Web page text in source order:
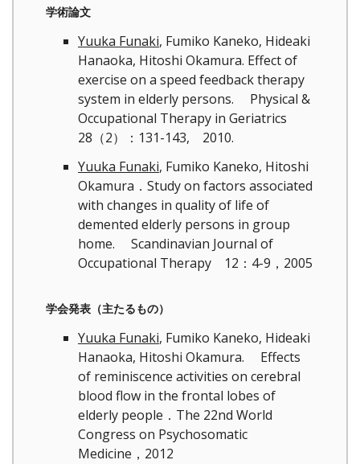
学術論文
Yuuka Funaki, Fumiko Kaneko, Hideaki
Hanaoka, Hitoshi Okamura. Effect of
exercise on a speed feedback therapy
system in elderly persons. Physical &
Occupational Therapy in Geriatrics
28（2）：131-143, 2010.
Yuuka Funaki, Fumiko Kaneko, Hitoshi
Okamura．Study on factors associated
with changes in quality of life of
demented elderly persons in group
home. Scandinavian Journal of
Occupational Therapy 12：4-9，2005
学会発表（主たるもの）
Yuuka Funaki, Fumiko Kaneko, Hideaki
Hanaoka, Hitoshi Okamura. Effects
of reminiscence activities on cerebral
blood flow in the frontal lobes of
elderly people．The 22nd World
Congress on Psychosomatic
Medicine，2012